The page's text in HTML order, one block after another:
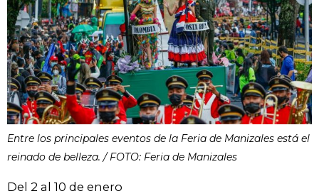
Entre los principales eventos de la Feria de Manizales está el
reinado de belleza. / FOTO: Feria de Manizales
Del 2 al 10 de enero